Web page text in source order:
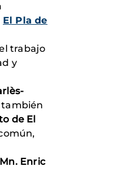
El Pla de
trabajo
y
también
de El
Mn. Enric